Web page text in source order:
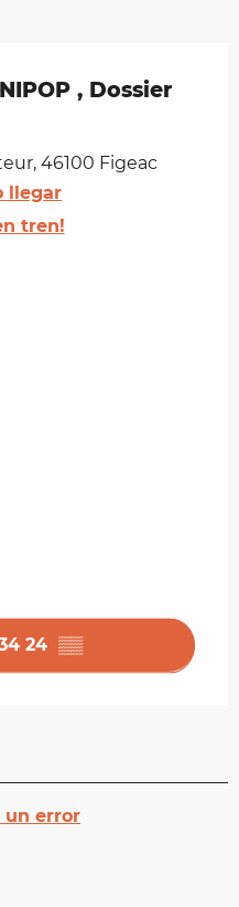
, Dossier
46100 Figeac
llegar
tren!
24 ▒▒
un error